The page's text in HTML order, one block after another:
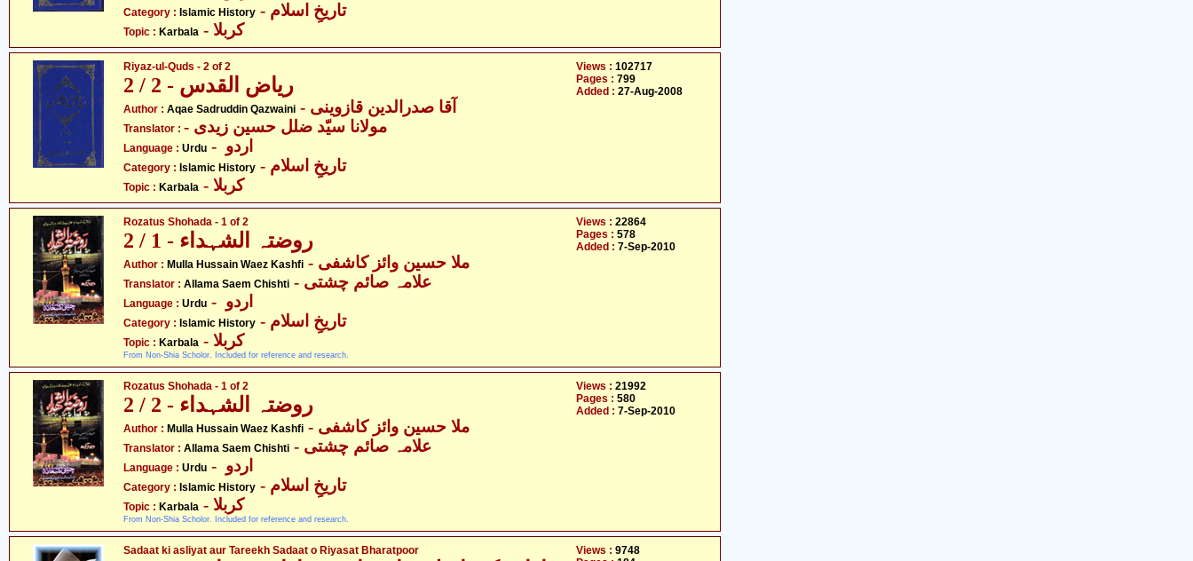
Category : Islamic History - تاریخِ اسلام
Topic : Karbala - کربلا
Riyaz-ul-Quds - 2 of 2
ریاض القدس - 2 / 2
Author : Aqae Sadruddin Qazwaini
Translator : - مولانا سیّد ضلل حسین زیدی
Language : Urdu
Category : Islamic History - تاریخِ اسلام
Topic : Karbala - کربلا
Views : 102717
Pages : 799
Added : 27-Aug-2008
Rozatus Shohada - 1 of 2
روضتہ الشہداء - 1 / 2
Author : Mulla Hussain Waez Kashfi - ملا حسین وائز کاشفی
Translator : Allama Saem Chishti - علامہ صائم چشتی
Language : Urdu
Category : Islamic History - تاریخِ اسلام
Topic : Karbala - کربلا
From Non-Shia Scholor. Included for reference and research.
Views : 22864
Pages : 578
Added : 7-Sep-2010
Rozatus Shohada - 1 of 2
روضتہ الشہداء - 2 / 2
Author : Mulla Hussain Waez Kashfi - ملا حسین وائز کاشفی
Translator : Allama Saem Chishti - علامہ صائم چشتی
Language : Urdu
Category : Islamic History - تاریخِ اسلام
Topic : Karbala - کربلا
From Non-Shia Scholor. Included for reference and research.
Views : 21992
Pages : 580
Added : 7-Sep-2010
Sadaat ki asliyat aur Tareekh Sadaat o Riyasat Bharatpoor Views : 9748